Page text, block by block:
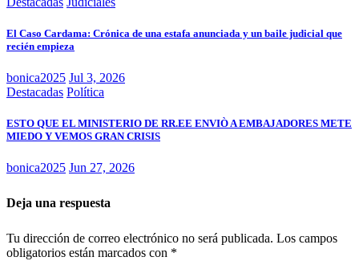
El Caso Cardama: Crónica de una estafa anunciada y un baile judicial que
recién empieza
bonica2025 Jul 3, 2026
Destacadas Política
ESTO QUE EL MINISTERIO DE RR.EE ENVIÒ A EMBAJADORES METE
MIEDO Y VEMOS GRAN CRISIS
bonica2025 Jun 27, 2026
Deja una respuesta
Tu dirección de correo electrónico no será publicada. Los campos
obligatorios están marcados con *